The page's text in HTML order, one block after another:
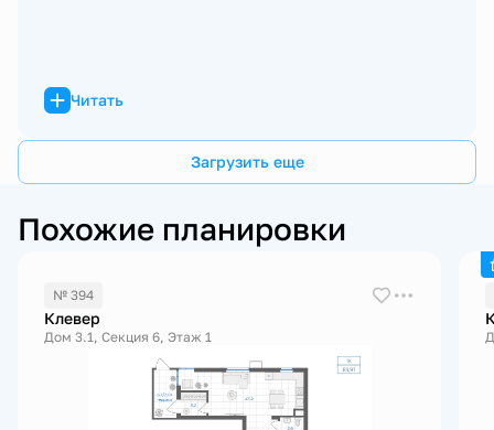
Читать
Загрузить еще
Похожие планировки
№ 394
Клевер
Дом 3.1, Секция 6, Этаж 1